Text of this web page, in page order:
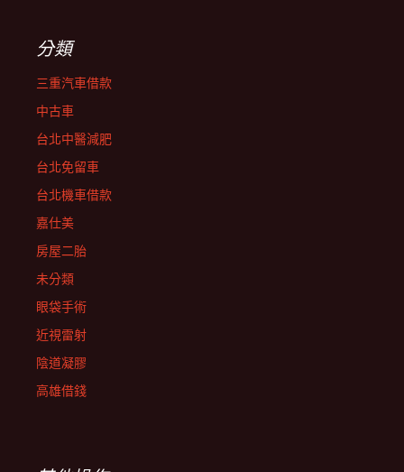
分類
三重汽車借款
中古車
台北中醫減肥
台北免留車
台北機車借款
嘉仕美
房屋二胎
未分類
眼袋手術
近視雷射
陰道凝膠
高雄借錢